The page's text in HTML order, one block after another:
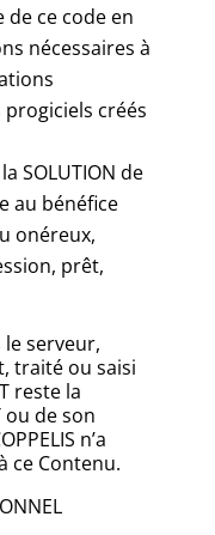
ce code en
nécessaires à
progiciels créés
SOLUTION de
au bénéfice
onéreux,
prêt,
serveur,
traité ou saisi
reste la
ou de son
n’a
ce Contenu.